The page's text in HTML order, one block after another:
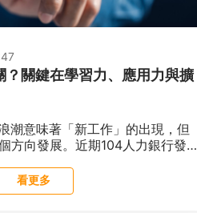
？關鍵在學習力、應用力與擴
潮意味著「新工作」的出現，但
方向發展。近期104人力銀行發...
看更多